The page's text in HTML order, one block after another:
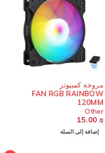
مروحة كمبيوتر
FAN RGB RAINBOW
120MM
Other
15.00
إضافة إلى السلة